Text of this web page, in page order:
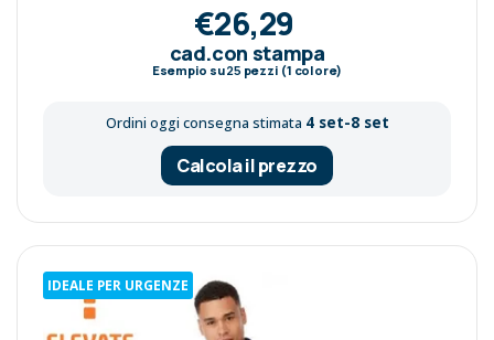
€26,29
cad.con stampa
Esempio su25 pezzi (1 colore)
Ordini oggi consegna stimata 4 set-8 set
Calcola il prezzo
IDEALE PER URGENZE